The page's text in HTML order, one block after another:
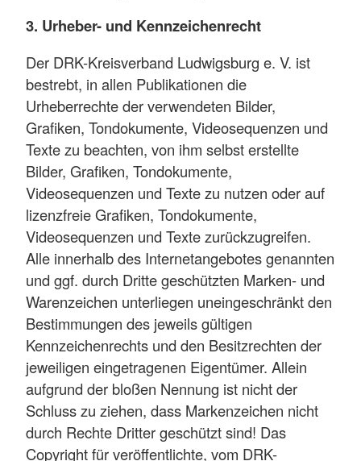
3. Urheber- und Kennzeichenrecht
Der DRK-Kreisverband Ludwigsburg e. V. ist
bestrebt, in allen Publikationen die
Urheberrechte der verwendeten Bilder,
Grafiken, Tondokumente, Videosequenzen und
Texte zu beachten, von ihm selbst erstellte
Bilder, Grafiken, Tondokumente,
Videosequenzen und Texte zu nutzen oder auf
lizenzfreie Grafiken, Tondokumente,
Videosequenzen und Texte zurückzugreifen.
Alle innerhalb des Internetangebotes genannten
und ggf. durch Dritte geschützten Marken- und
Warenzeichen unterliegen uneingeschränkt den
Bestimmungen des jeweils gültigen
Kennzeichenrechts und den Besitzrechten der
jeweiligen eingetragenen Eigentümer. Allein
aufgrund der bloßen Nennung ist nicht der
Schluss zu ziehen, dass Markenzeichen nicht
durch Rechte Dritter geschützt sind! Das
Copyright für veröffentlichte, vom DRK-